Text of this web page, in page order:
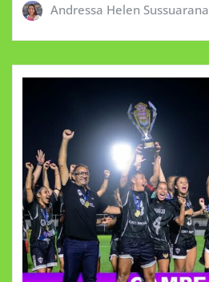
Andressa Helen Sussuarana